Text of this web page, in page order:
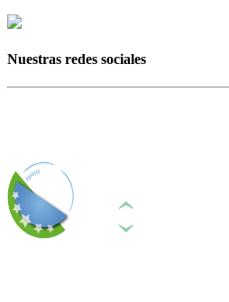
Nuestras redes sociales